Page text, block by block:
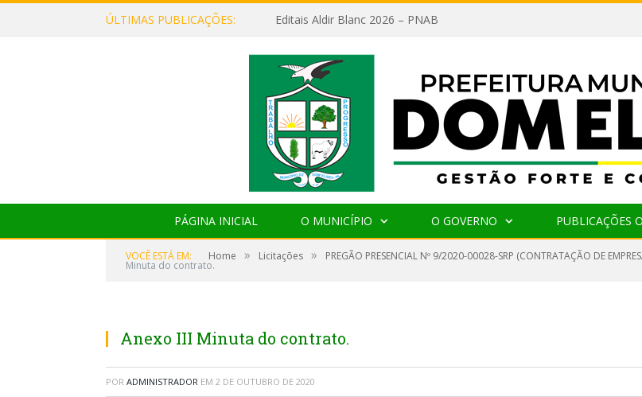
ÚLTIMAS PUBLICAÇÕES: Editais Aldir Blanc 2026 – PNAB
PÁGINA INICIAL O MUNICÍPIO O GOVERNO PUBLICAÇÕES
VOCÊ ESTÁ EM: Home » Licitações » PREGÃO PRESENCIAL Nº 9/2020-00028-SRP (CONTRATAÇÃO DE
Minuta do contrato.
Anexo III Minuta do contrato.
POR ADMINISTRADOR EM 2 DE OUTUBRO DE 2020